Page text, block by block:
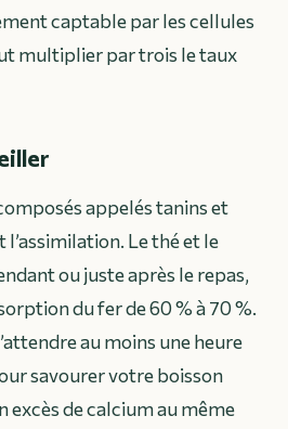
captable par les cellules
multiplier par trois le taux
appelés tanins et
Le thé et le
ou juste après le repas,
du fer de 60 % à 70 %.
au moins une heure
savourer votre boisson
excès de calcium au même